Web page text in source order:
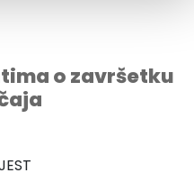
o završetku